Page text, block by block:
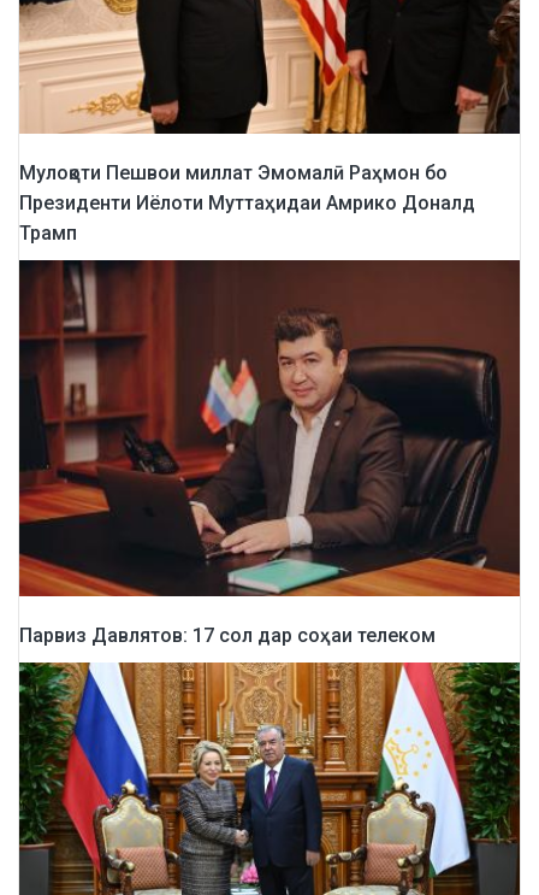
Мулоқоти Пешвои миллат Эмомалӣ Раҳмон бо
Президенти Иёлоти Муттаҳидаи Амрико Доналд
Трамп
Парвиз Давлятов: 17 сол дар соҳаи телеком